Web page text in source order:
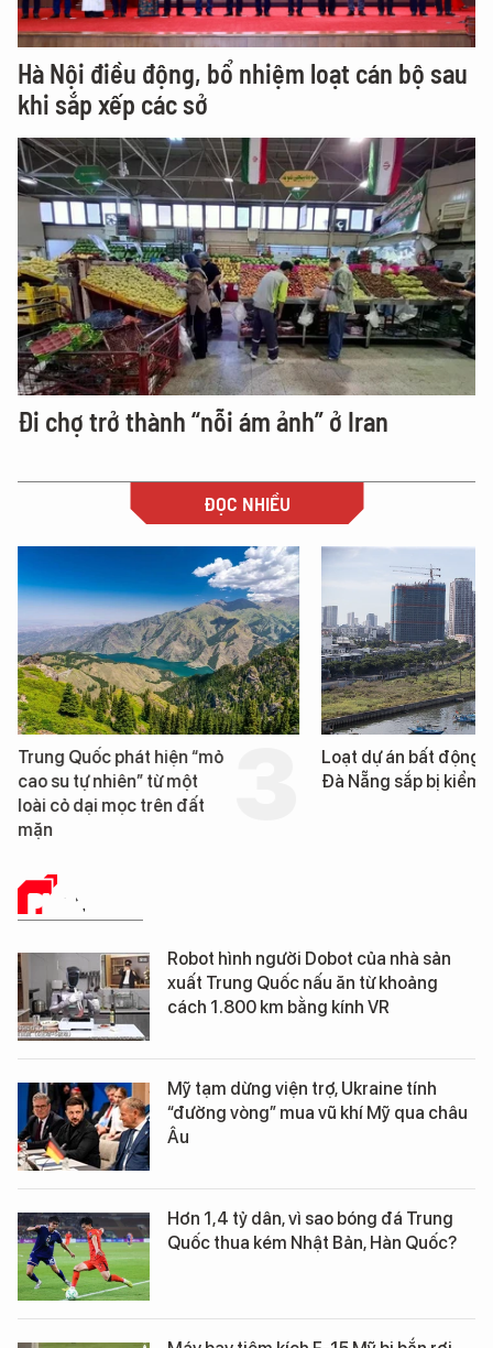
Hà Nội điều động, bổ nhiệm loạt cán bộ sau
khi sắp xếp các sở
Đi chợ trở thành “nỗi ám ảnh” ở Iran
ĐỌC NHIỀU
Trung Quốc phát hiện “mỏ
cao su tự nhiên” từ một
loài cỏ dại mọc trên đất
mặn
Loạt dự án bất động
Đà Nẵng sắp bị kiểm
PHÂN TÍCH
Robot hình người Dobot của nhà sản
xuất Trung Quốc nấu ăn từ khoảng
cách 1.800 km bằng kính VR
Mỹ tạm dừng viện trợ, Ukraine tính
“đường vòng” mua vũ khí Mỹ qua châu
Âu
Hơn 1,4 tỷ dân, vì sao bóng đá Trung
Quốc thua kém Nhật Bản, Hàn Quốc?